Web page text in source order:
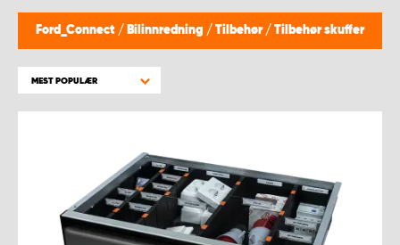
Ford_Connect / Bilinnredning / Tilbehør / Tilbehør skuffer
MEST POPULÆR
WORK SYSTEM KEY ACCOUNT
WORK SYSTEM NORWAY